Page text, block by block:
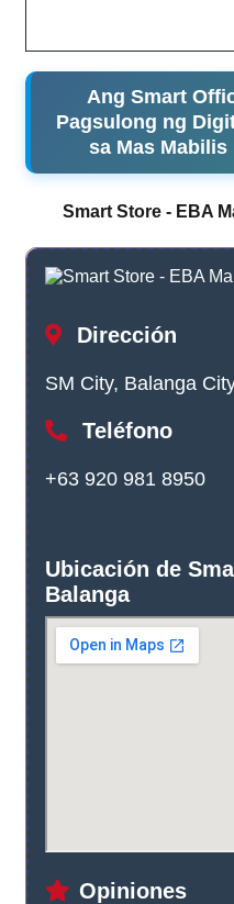
Ang Smart
Pagsulong ng
sa Mas
Smart Store - EBA
Dirección
SM City, Balanga
Teléfono
+63 920 981 8950
Ubicación de
Balanga
Opiniones